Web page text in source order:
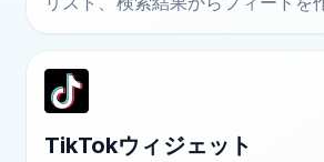
TikTokウィジェット